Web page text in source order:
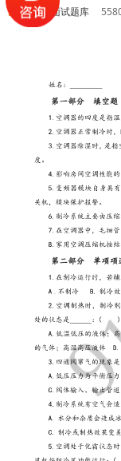
各岗位面试题库